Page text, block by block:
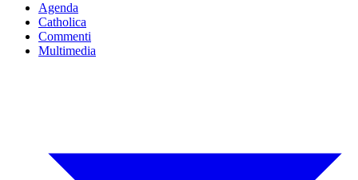
Agenda
Catholica
Commenti
Multimedia